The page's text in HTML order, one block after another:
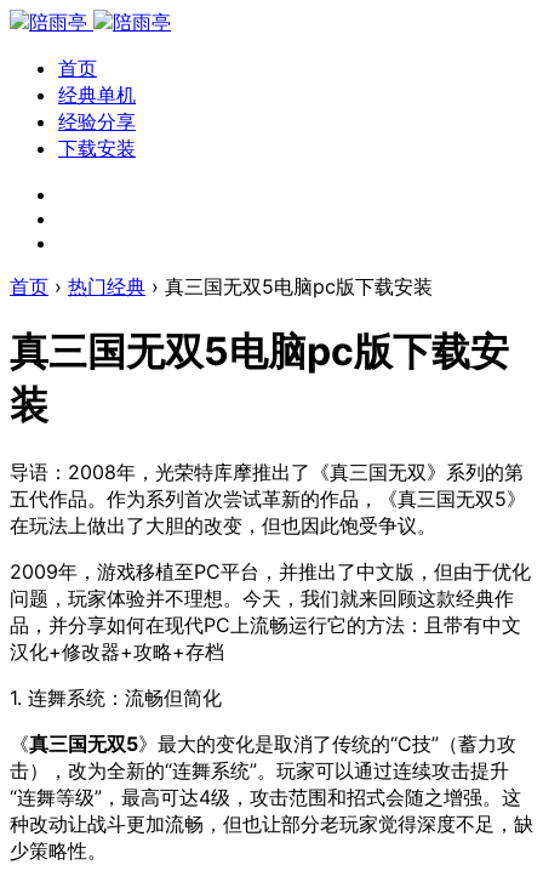
首页
经典单机
经验分享
下载安装
首页 › 热门经典 › 真三国无双5电脑pc版下载安装
真三国无双5电脑pc版下载安
装
导语：2008年，光荣特库摩推出了《真三国无双》系列的第
五代作品。作为系列首次尝试革新的作品，《真三国无双5》
在玩法上做出了大胆的改变，但也因此饱受争议。
2009年，游戏移植至PC平台，并推出了中文版，但由于优化
问题，玩家体验并不理想。今天，我们就来回顾这款经典作
品，并分享如何在现代PC上流畅运行它的方法：且带有中文
汉化+修改器+攻略+存档
1. 连舞系统：流畅但简化
《真三国无双5》最大的变化是取消了传统的“C技”（蓄力攻
击），改为全新的“连舞系统”。玩家可以通过连续攻击提升
“连舞等级”，最高可达4级，攻击范围和招式会随之增强。这
种改动让战斗更加流畅，但也让部分老玩家觉得深度不足，缺
少策略性。